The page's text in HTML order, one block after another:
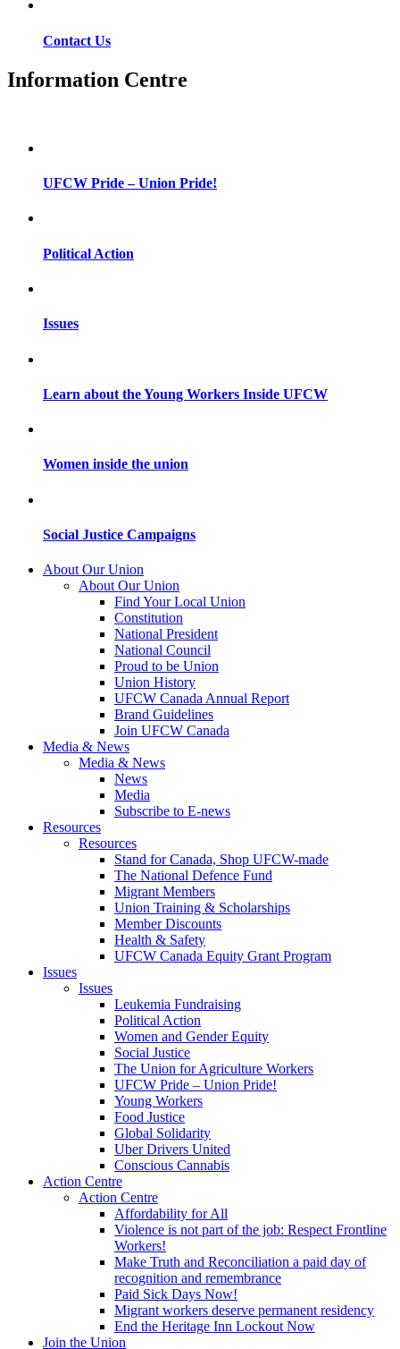
Contact Us
Information Centre
UFCW Pride – Union Pride!
Political Action
Issues
Learn about the Young Workers Inside UFCW
Women inside the union
Social Justice Campaigns
About Our Union
About Our Union
Find Your Local Union
Constitution
National President
National Council
Proud to be Union
Union History
UFCW Canada Annual Report
Brand Guidelines
Join UFCW Canada
Media & News
Media & News
News
Media
Subscribe to E-news
Resources
Resources
Stand for Canada, Shop UFCW-made
The National Defence Fund
Migrant Members
Union Training & Scholarships
Member Discounts
Health & Safety
UFCW Canada Equity Grant Program
Issues
Issues
Leukemia Fundraising
Political Action
Women and Gender Equity
Social Justice
The Union for Agriculture Workers
UFCW Pride – Union Pride!
Young Workers
Food Justice
Global Solidarity
Uber Drivers United
Conscious Cannabis
Action Centre
Action Centre
Affordability for All
Violence is not part of the job: Respect Frontline
Workers!
Make Truth and Reconciliation a paid day of
recognition and remembrance
Paid Sick Days Now!
Migrant workers deserve permanent residency
End the Heritage Inn Lockout Now
Join the Union